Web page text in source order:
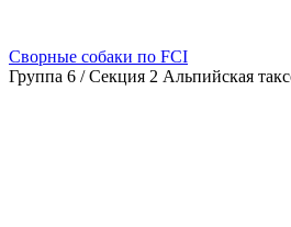
Сворные собаки по FCI
Группа 6 / Секция 2 Альпийская